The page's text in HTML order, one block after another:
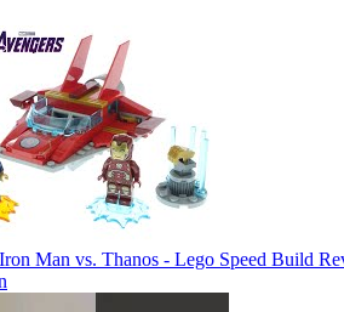
Man vs. Thanos - Lego Speed Build